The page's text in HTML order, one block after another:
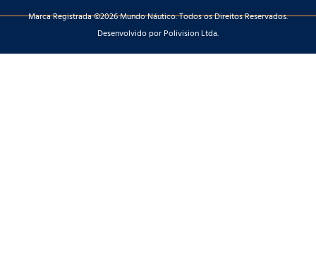
Marca Registrada ©2026 Mundo Náutico. Todos os Direitos Reservados.
Desenvolvido por Polivision Ltda.